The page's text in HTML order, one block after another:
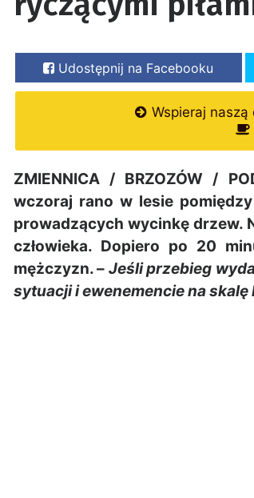
Udostępnij na Facebooku
Wspieraj
ZMIENNICA / BRZOZÓW /
wczoraj rano w lesie
prowadzących wycinkę drzew.
człowieka. Dopiero po 20
mężczyzn. – Jeśli przebieg
sytuacji i ewenemencie na